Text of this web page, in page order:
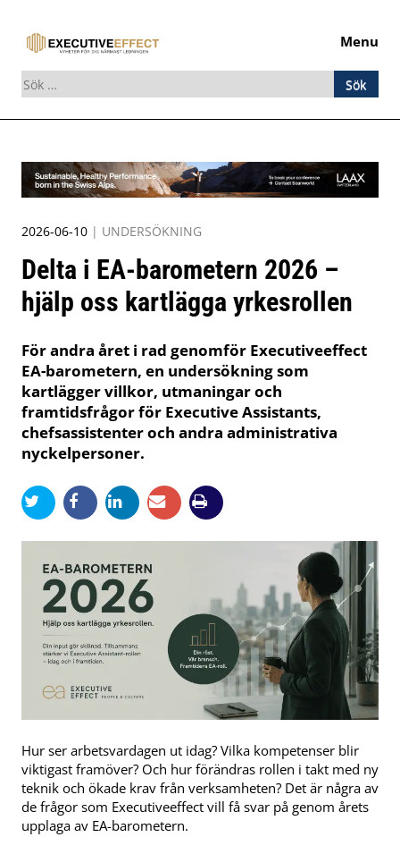
Menu
Sök
efter:
content
2026-06-10 | UNDERSÖKNING
Delta i EA-barometern 2026 –
hjälp oss kartlägga yrkesrollen
För andra året i rad genomför Executiveeffect
EA-barometern, en undersökning som
kartlägger villkor, utmaningar och
framtidsfrågor för Executive Assistants,
chefsassistenter och andra administrativa
nyckelpersoner.
Hur ser arbetsvardagen ut idag? Vilka kompetenser blir
viktigast framöver? Och hur förändras rollen i takt med ny
teknik och ökade krav från verksamheten? Det är några av
de frågor som Executiveeffect vill få svar på genom årets
upplaga av EA-barometern.